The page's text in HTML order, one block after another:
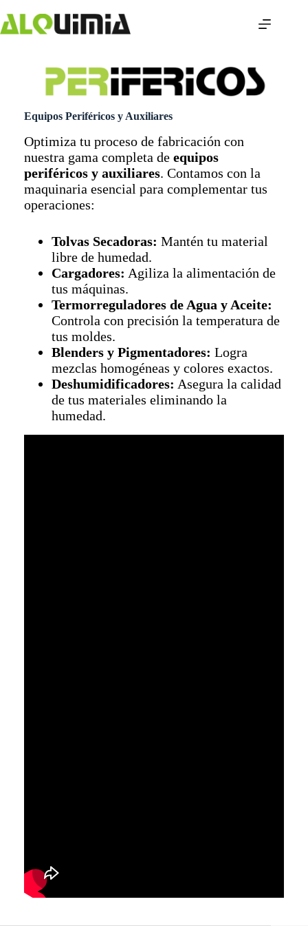
al
contenido
Equipos Periféricos y Auxiliares
Optimiza tu proceso de fabricación con
nuestra gama completa de equipos
periféricos y auxiliares. Contamos con la
maquinaria esencial para complementar tus
operaciones:
Tolvas Secadoras: Mantén tu material
libre de humedad.
Cargadores: Agiliza la alimentación de
tus máquinas.
Termorreguladores de Agua y Aceite:
Controla con precisión la temperatura de
tus moldes.
Blenders y Pigmentadores: Logra
mezclas homogéneas y colores exactos.
Deshumidificadores: Asegura la calidad
de tus materiales eliminando la
humedad.